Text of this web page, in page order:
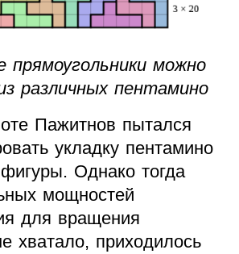
можно
различных пентамино
Пажитнов пытался
укладку пентамино
Однако тогда
мощностей
для вращения
хватало, приходилось